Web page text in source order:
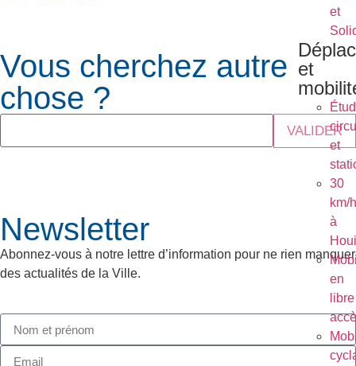
et
et
et
30
km/h
à
en
libre
Vous cherchez autre
chose ?
VALIDER
Newsletter
Abonnez-vous à notre lettre d’information pour ne rien manquer
des actualités de la Ville.